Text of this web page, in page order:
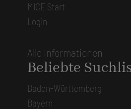
MICE Start
Login
Alle Informationen
Beliebte
Baden-Württemberg
Bayern